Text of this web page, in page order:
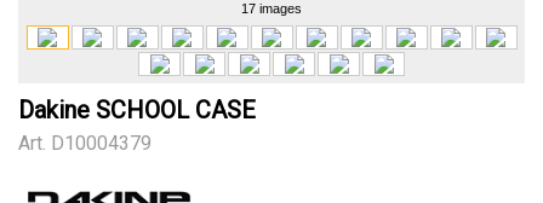
17 images
Dakine SCHOOL CASE
Art. D10004379